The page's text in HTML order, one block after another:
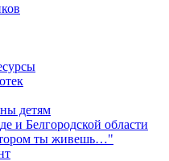
детям
и Белгородской области
ты живешь…"